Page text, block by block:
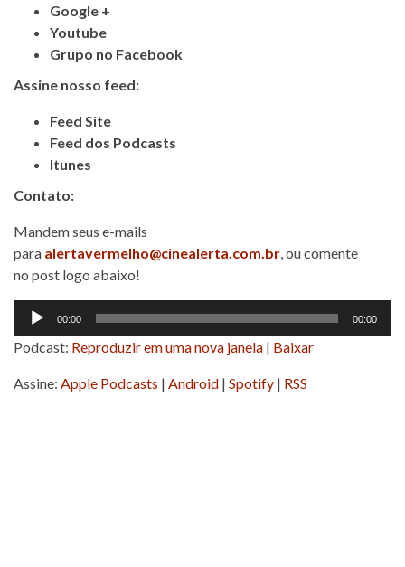
Google +
Youtube
Grupo no Facebook
Assine nosso feed:
Feed Site
Feed dos Podcasts
Itunes
Contato:
Mandem seus e-mails
para alertavermelho@cinealerta.com.br , ou comente
no post logo abaixo!
Tocador
áudio
00:00 00:00
Podcast: Reproduzir em uma nova janela | Baixar
Assine: Apple Podcasts | Android | Spotify | RSS